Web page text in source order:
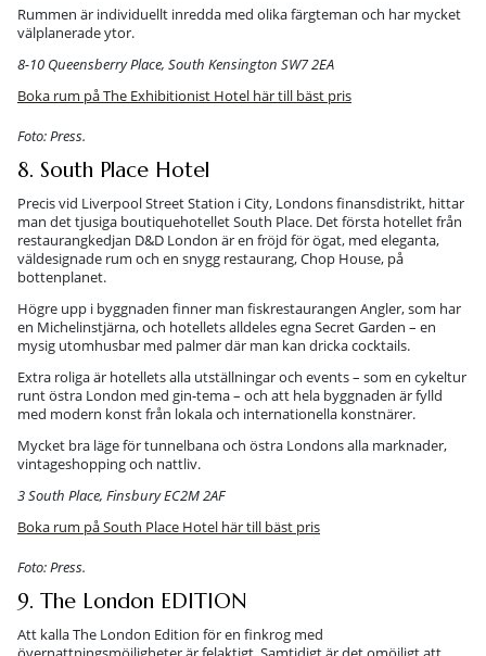
Rummen är individuellt inredda med olika färgteman och har mycket
välplanerade ytor.
8-10 Queensberry Place, South Kensington SW7 2EA
Boka rum på The Exhibitionist Hotel här till bäst pris
Foto: Press.
8. South Place Hotel
Precis vid Liverpool Street Station i City, Londons finansdistrikt, hittar
man det tjusiga boutiquehotellet South Place. Det första hotellet från
restaurangkedjan D&D London är en fröjd för ögat, med eleganta,
väldesignade rum och en snygg restaurang, Chop House, på
bottenplanet.
Högre upp i byggnaden finner man fiskrestaurangen Angler, som har
en Michelinstjärna, och hotellets alldeles egna Secret Garden – en
mysig utomhusbar med palmer där man kan dricka cocktails.
Extra roliga är hotellets alla utställningar och events – som en cykeltur
runt östra London med gin-tema – och att hela byggnaden är fylld
med modern konst från lokala och internationella konstnärer.
Mycket bra läge för tunnelbana och östra Londons alla marknader,
vintageshopping och nattliv.
3 South Place, Finsbury EC2M 2AF
Boka rum på South Place Hotel här till bäst pris
Foto: Press.
9. The London EDITION
Att kalla The London Edition för en finkrog med